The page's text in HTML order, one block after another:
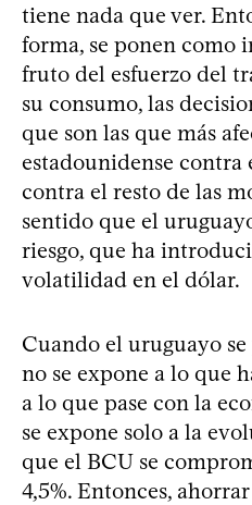
tiene nada que ver.
forma, se ponen como
fruto del esfuerzo del
su consumo, las
que son las que más
estadounidense contra
contra el resto de las
sentido que el
riesgo, que ha
volatilidad en el dólar.
Cuando el uruguayo
no se expone a lo que
a lo que pase con la
se expone solo a la
que el BCU se
4,5%. Entonces,